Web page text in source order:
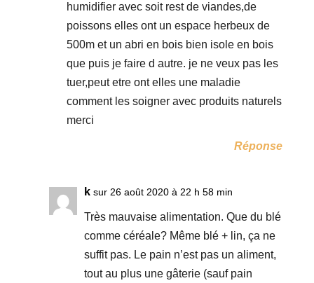
humidifier avec soit rest de viandes,de
poissons elles ont un espace herbeux de
500m et un abri en bois bien isole en bois
que puis je faire d autre. je ne veux pas les
tuer,peut etre ont elles une maladie
comment les soigner avec produits naturels
merci
Réponse
k sur 26 août 2020 à 22 h 58 min
Très mauvaise alimentation. Que du blé
comme céréale? Même blé + lin, ça ne
suffit pas. Le pain n’est pas un aliment,
tout au plus une gâterie (sauf pain